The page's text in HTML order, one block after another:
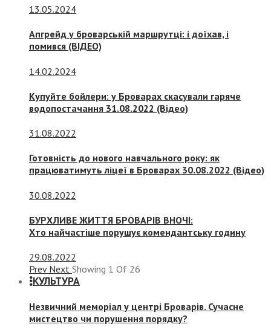
13.05.2024
Апгрейд у броварській маршрутці: і доїхав, і
помився (ВІДЕО)
14.02.2024
Купуйте бойлери: у Броварах скасували гаряче
водопостачання 31.08.2022 (Відео)
31.08.2022
Готовність до нового навчального року: як
працюватимуть ліцеї в Броварах 30.08.2022 (Відео)
30.08.2022
БУРХЛИВЕ ЖИТТЯ БРОВАРІВ ВНОЧІ:
Хто найчастіше порушує комендантську годину
29.08.2022
Prev Next Showing 1 Of 26
КУЛЬТУРА
Незвичний меморіал у центрі Броварів. Сучасне
мистецтво чи порушення порядку?